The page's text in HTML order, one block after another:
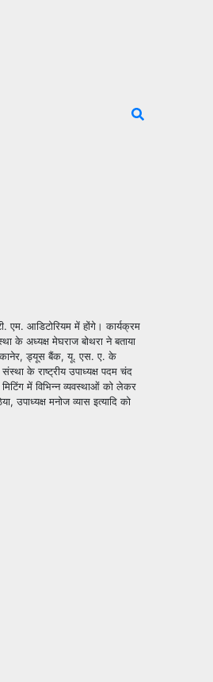
एम. आडिटोरियम में होंगे।कार्यक्रम
के अध्यक्ष मेघराज बोथरा ने बताया
बीकानेर, ड्यूस बैंक, यू. एस. ए. के
के राष्ट्रीय उपाध्यक्ष पदम चंद
मिटिंग में विभिन्न व्यवस्थाओं को लेकर
उपाध्यक्ष मनोज व्यास इत्यादि को